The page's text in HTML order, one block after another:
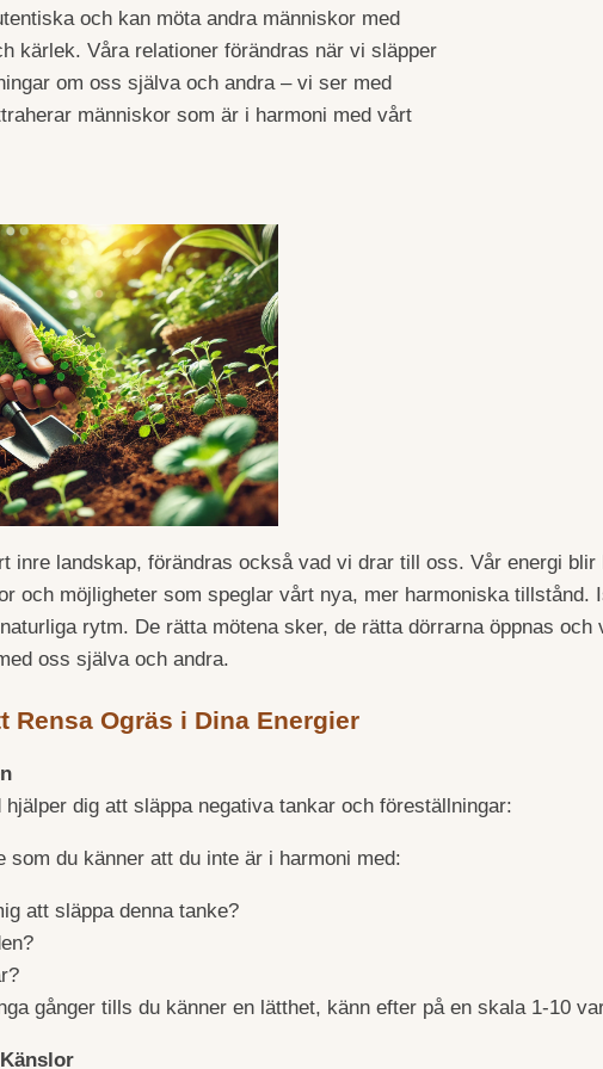
och kan möta andra människor med
kärlek. Våra relationer förändras när vi släpper
om oss själva och andra – vi ser med
människor som är i harmoni med vårt
inre landskap, förändras också vad vi drar till oss. Vår energi
och möjligheter som speglar vårt nya, mer harmoniska tillstånd.
rytm. De rätta mötena sker, de rätta dörrarna öppnas och
oss själva och andra.
Rensa Ogräs i Dina Energier
hjälper dig att släppa negativa tankar och föreställningar:
som du känner att du inte är i harmoni med:
att släppa denna tanke?
gånger tills du känner en lätthet, känn efter på en skala 1-10